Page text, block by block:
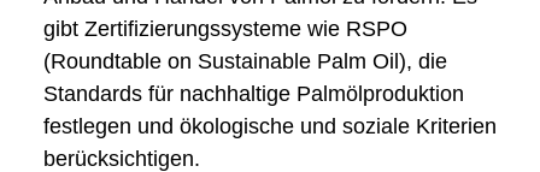
gibt Zertifizierungssysteme wie RSPO
(Roundtable on Sustainable Palm Oil), die
Standards für nachhaltige Palmölproduktion
festlegen und ökologische und soziale Kriterien
berücksichtigen.